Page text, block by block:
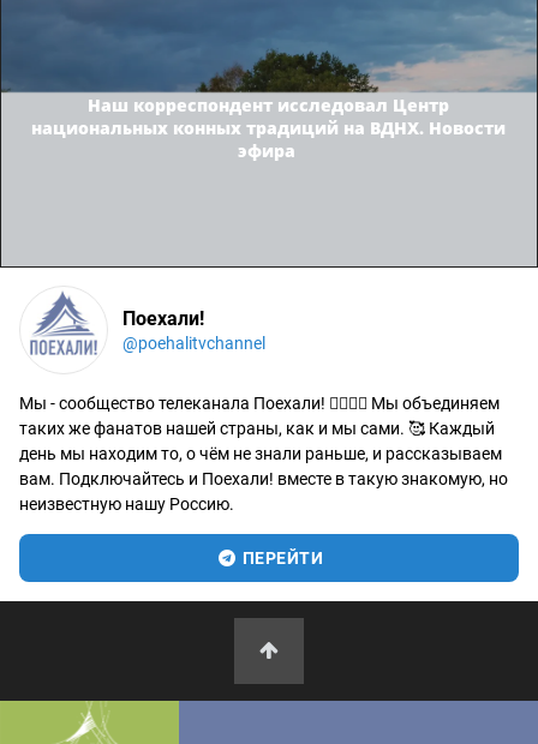
Наш корреспондент исследовал Центр
национальных конных традиций на ВДНХ. Новости
эфира
Поехали!
@poehalitvchannel
Мы - сообщество телеканала Поехали! 🙋‍♂️🙋‍♀️ Мы объединяем
таких же фанатов нашей страны, как и мы сами. 🥰 Каждый
день мы находим то, о чём не знали раньше, и рассказываем
вам. Подключайтесь и Поехали! вместе в такую знакомую, но
неизвестную нашу Россию.
ПЕРЕЙТИ